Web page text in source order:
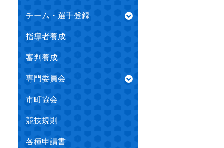
チーム・選手登録
指導者養成
審判養成
専門委員会
市町協会
競技規則
各種申請書